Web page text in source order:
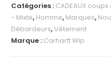
Catégories : CADEAUX
- Mixte, Homme, Marques,
Débardeurs,Vêtement
Marque : Carhartt Wip